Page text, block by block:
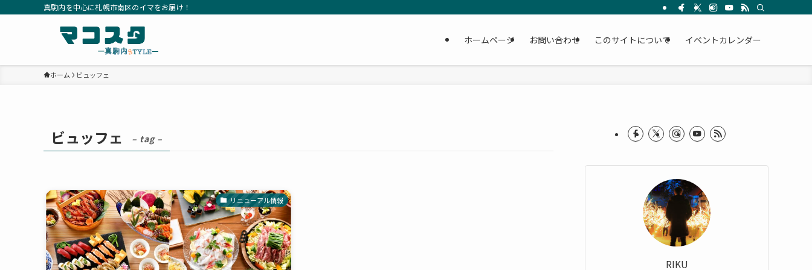
真駒内を中心に札幌市南区のイマをお届け！
ホームページ お問い合わせ このサイトについて イベントカレンダー
ホーム ビュッフェ
ビュッフェ – tag –
リニューアル情報
RIKU